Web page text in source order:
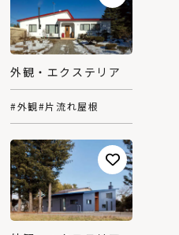
外観・エクステリア
#外観#片流れ屋根